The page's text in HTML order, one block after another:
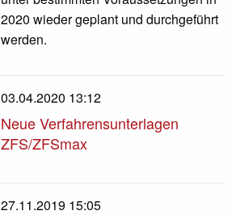
2020 wieder geplant und durchgeführt
werden.
03.04.2020 13:12
Neue Verfahrensunterlagen
ZFS/ZFSmax
27.11.2019 15:05